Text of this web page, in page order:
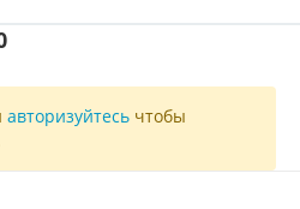
авторизуйтесь чтобы